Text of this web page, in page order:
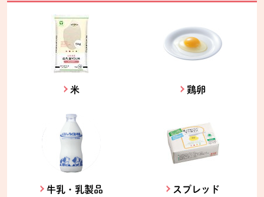
米 鶏卵
牛乳・乳製品 スプレッド